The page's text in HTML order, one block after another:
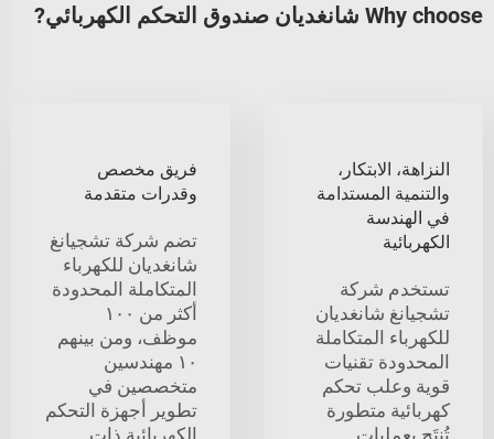
Why choose شانغديان صندوق التحكم الكهربائي?
النزاهة، الابتكار،
والتنمية المستدامة
في الهندسة
الكهربائية
تستخدم شركة
تشجيانغ شانغديان
للكهرباء المتكاملة
المحدودة تقنيات
قوية وعلب تحكم
كهربائية متطورة
تُنتَج بعمليات
فريق مخصص
وقدرات متقدمة
تضم شركة تشجيانغ
شانغديان للكهرباء
المتكاملة المحدودة
أكثر من ١٠٠
موظف، ومن بينهم
١٠ مهندسين
متخصصين في
تطوير أجهزة التحكم
الكهربائية ذات